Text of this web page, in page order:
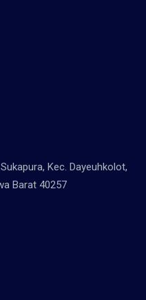
Kec. Dayeuhkolot,
Barat 40257